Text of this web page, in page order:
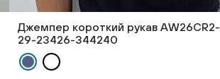
Джемпер короткий рукав AW26CR2-
29-23426-344240